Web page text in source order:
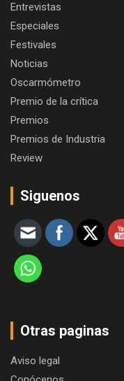
Entrevistas
Especiales
Festivales
Noticias
Oscarmómetro
Premio de la crítica
Premios
Premios de Industria
Review
Siguenos
Otras paginas
Aviso legal